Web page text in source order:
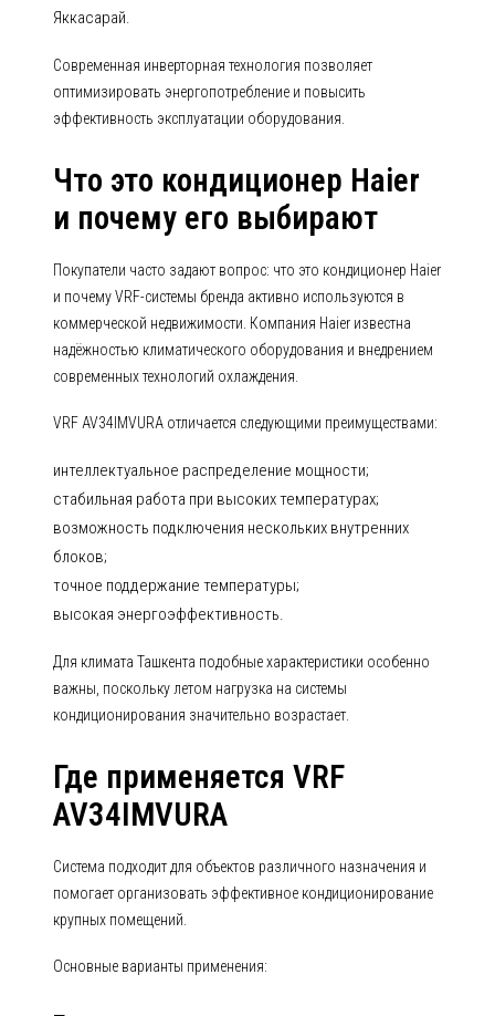
Яккасарай.
Современная инверторная технология позволяет
оптимизировать энергопотребление и повысить
эффективность эксплуатации оборудования.
Что это кондиционер Haier
и почему его выбирают
Покупатели часто задают вопрос: что это кондиционер Haier
и почему VRF-системы бренда активно используются в
коммерческой недвижимости. Компания Haier известна
надёжностью климатического оборудования и внедрением
современных технологий охлаждения.
VRF AV34IMVURA отличается следующими преимуществами:
интеллектуальное распределение мощности;
стабильная работа при высоких температурах;
возможность подключения нескольких внутренних
блоков;
точное поддержание температуры;
высокая энергоэффективность.
Для климата Ташкента подобные характеристики особенно
важны, поскольку летом нагрузка на системы
кондиционирования значительно возрастает.
Где применяется VRF
AV34IMVURA
Система подходит для объектов различного назначения и
помогает организовать эффективное кондиционирование
крупных помещений.
Основные варианты применения: